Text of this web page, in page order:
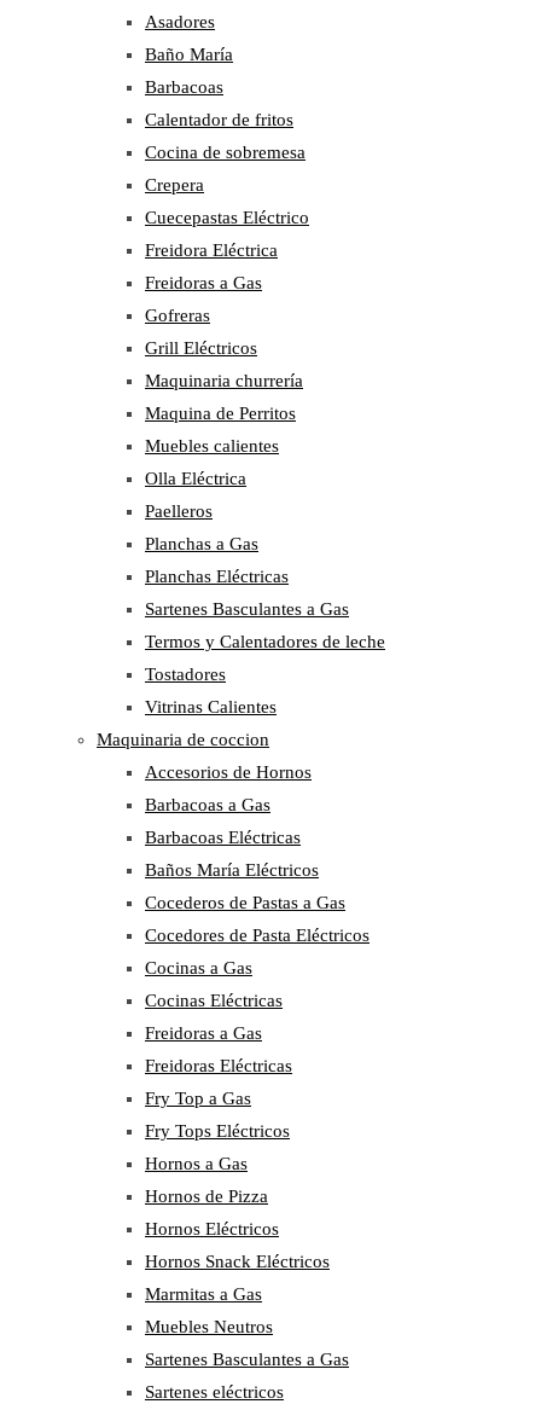
Asadores
Baño María
Barbacoas
Calentador de fritos
Cocina de sobremesa
Crepera
Cuecepastas Eléctrico
Freidora Eléctrica
Freidoras a Gas
Gofreras
Grill Eléctricos
Maquinaria churrería
Maquina de Perritos
Muebles calientes
Olla Eléctrica
Paelleros
Planchas a Gas
Planchas Eléctricas
Sartenes Basculantes a Gas
Termos y Calentadores de leche
Tostadores
Vitrinas Calientes
Maquinaria de coccion
Accesorios de Hornos
Barbacoas a Gas
Barbacoas Eléctricas
Baños María Eléctricos
Cocederos de Pastas a Gas
Cocedores de Pasta Eléctricos
Cocinas a Gas
Cocinas Eléctricas
Freidoras a Gas
Freidoras Eléctricas
Fry Top a Gas
Fry Tops Eléctricos
Hornos a Gas
Hornos de Pizza
Hornos Eléctricos
Hornos Snack Eléctricos
Marmitas a Gas
Muebles Neutros
Sartenes Basculantes a Gas
Sartenes eléctricos